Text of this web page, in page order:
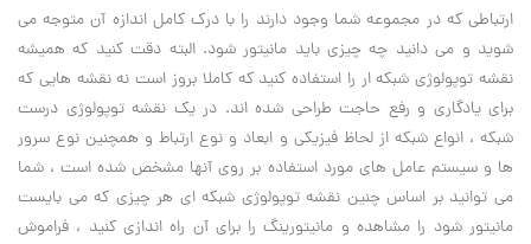
ارتباطی که در مجموعه شما وجود دارند را با درک کامل اندازه آن متوجه می
شوید و می دانید چه چیزی باید مانیتور شود. البته دقت کنید که همیشه
نقشه توپولوژی شبکه ار را استفاده کنید که کاملا بروز است نه نقشه هایی که
برای یادگاری و رفع حاجت طراحی شده اند. در یک نقشه توپولوژی درست
شبکه ، انواع شبکه از لحاظ فیزیکی و ابعاد و نوع ارتباط و همچنین نوع سرور
ها و سیستم عامل های مورد استفاده بر روی آنها مشخص شده است ، شما
می توانید بر اساس چنین نقشه توپولوژی شبکه ای هر چیزی که می بایست
مانیتور شود را مشاهده و مانیتورینگ را برای آن راه اندازی کنید ، فراموش